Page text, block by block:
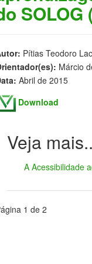
Pítias Teodoro
Márcio
Abril de 2015
Download
A Acessibilidade
1 de 2